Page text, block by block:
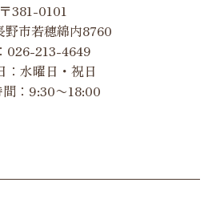
〒381-0101
野市若穂綿内8760
026-213-4649
：水曜日・祝日
間：9:30〜18:00